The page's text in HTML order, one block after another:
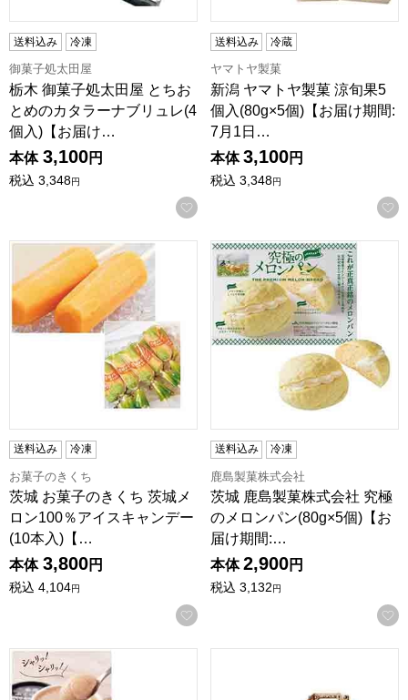
送料込み 冷凍
御菓子処太田屋
栃木 御菓子処太田屋 とちお
とめのカタラーナブリュレ(4
個入)【お届け…
本体 3,100円
税込 3,348円
お気に入りに登録する
送料込み 冷蔵
ヤマトヤ製菓
新潟 ヤマトヤ製菓 涼旬果5
個入(80g×5個)【お届け期間:
7月1日…
本体 3,100円
税込 3,348円
茨城 お菓子のきくち 茨城メロン100％アイスキャンデー
送料込み 冷凍
お菓子のきくち
茨城 お菓子のきくち 茨城メ
ロン100％アイスキャンデー
(10本入)【…
本体 3,800円
税込 4,104円
お気に入りに登録する
茨城 鹿島製菓株式会社 究極
送料込み 冷凍
鹿島製菓株式会社
茨城 鹿島製菓株式会社 究極
のメロンパン(80g×5個)【お
届け期間:…
本体 2,900円
税込 3,132円
茨城 木村屋本舗 水戸ふくゆい梅氷菓(8個入)【お届け期間:7